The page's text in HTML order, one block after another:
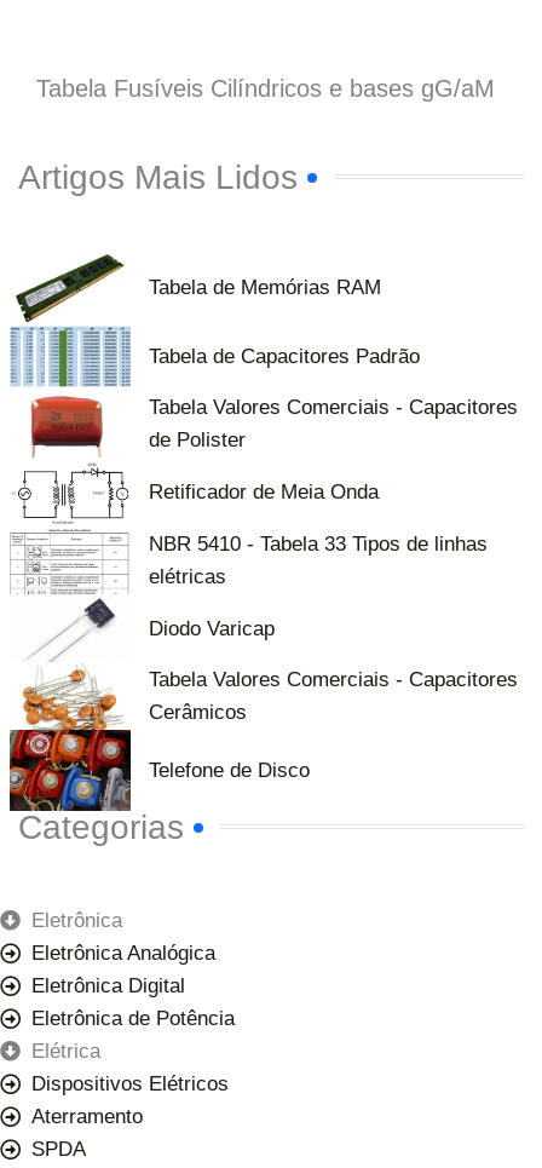
Tabela Fusíveis Cilíndricos e bases gG/aM
Artigos Mais Lidos
Tabela de Memórias RAM
Tabela de Capacitores Padrão
Tabela Valores Comerciais - Capacitores
de Polister
Retificador de Meia Onda
NBR 5410 - Tabela 33 Tipos de linhas
elétricas
Diodo Varicap
Tabela Valores Comerciais - Capacitores
Cerâmicos
Telefone de Disco
Categorias
Eletrônica
Eletrônica Analógica
Eletrônica Digital
Eletrônica de Potência
Elétrica
Dispositivos Elétricos
Aterramento
SPDA